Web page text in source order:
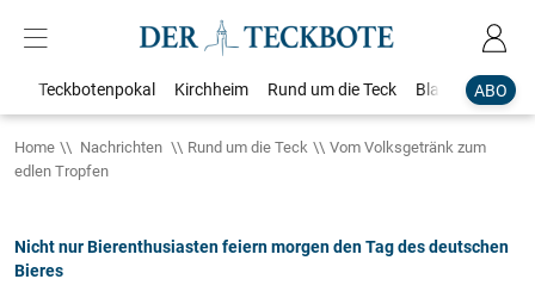
ABO
Teckbotenpokal Kirchheim Rund um die Teck Blaulicht
Home Nachrichten Rund um die Teck
Vom Volksgetränk zum
edlen Tropfen
Nicht nur Bierenthusiasten feiern morgen den Tag des deutschen
Bieres